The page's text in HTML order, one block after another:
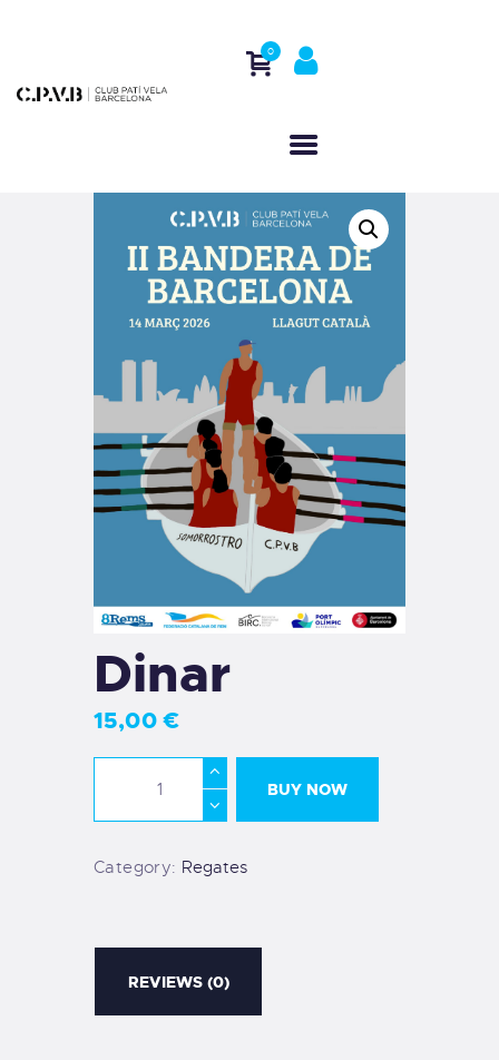
0
ACTIVITIES
CONTACT
Dinar
15,00 €
BUY NOW
Category: Regates
REVIEWS (0)